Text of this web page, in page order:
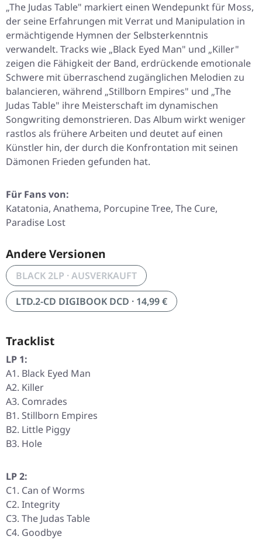
„The Judas Table" markiert einen Wendepunkt für Moss,
der seine Erfahrungen mit Verrat und Manipulation in
ermächtigende Hymnen der Selbsterkenntnis
verwandelt. Tracks wie „Black Eyed Man" und „Killer"
zeigen die Fähigkeit der Band, erdrückende emotionale
Schwere mit überraschend zugänglichen Melodien zu
balancieren, während „Stillborn Empires" und „The
Judas Table" ihre Meisterschaft im dynamischen
Songwriting demonstrieren. Das Album wirkt weniger
rastlos als frühere Arbeiten und deutet auf einen
Künstler hin, der durch die Konfrontation mit seinen
Dämonen Frieden gefunden hat.
Für Fans von:
Katatonia, Anathema, Porcupine Tree, The Cure,
Paradise Lost
Andere Versionen
BLACK 2LP · AUSVERKAUFT
LTD.2-CD DIGIBOOK DCD · 14,99 €
Tracklist
LP 1:
A1. Black Eyed Man
A2. Killer
A3. Comrades
B1. Stillborn Empires
B2. Little Piggy
B3. Hole
LP 2:
C1. Can of Worms
C2. Integrity
C3. The Judas Table
C4. Goodbye